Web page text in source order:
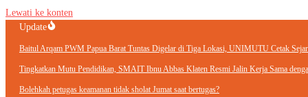
Lewati ke konten
Update
Baitul Arqam PWM Papua Barat Tuntas Digelar di Tiga Lokasi, UNIMUTU Cetak
Tingkatkan Mutu Pendidikan, SMAIT Ibnu Abbas Klaten Resmi Jalin Kerja Sama
Bolehkah petugas keamanan tidak sholat Jumat saat bertugas?